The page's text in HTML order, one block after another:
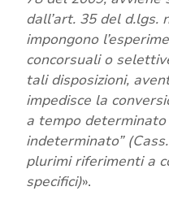
dall’art. 35 del d.lgs.
impongono
concorsuali o
tali disposizioni,
impedisce la
a tempo
indeterminato”
plurimi riferimenti a
specifici)».